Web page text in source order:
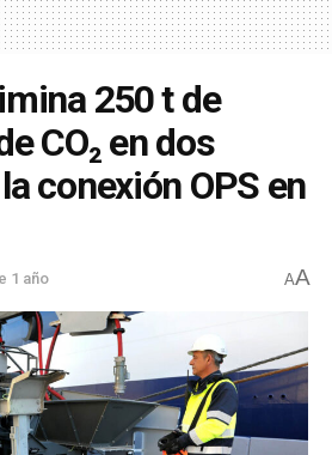
250 t de
CO₂ en dos
conexión OPS en
1 año AA